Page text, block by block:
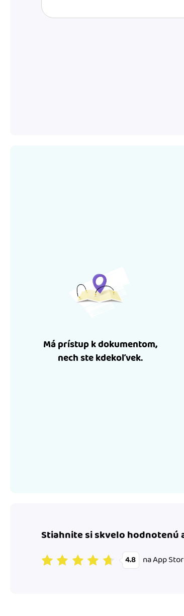
Má prístup k dokumentom,
nech ste kdekoľvek.
Stiahnite si skvelo hodnotenú
4.8 na App